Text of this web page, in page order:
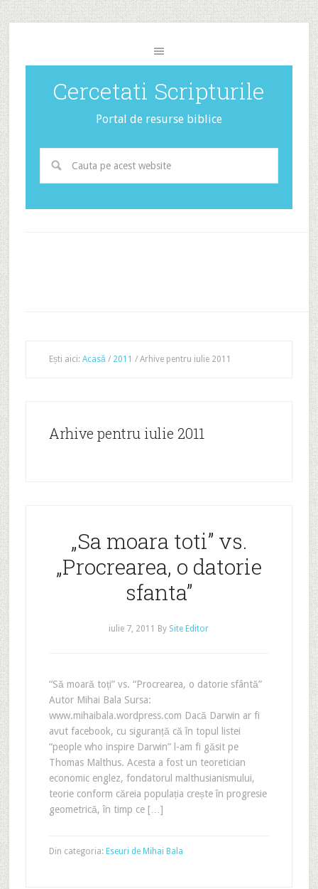
Cercetati Scripturile
Portal de resurse biblice
Ești aici: Acasă / 2011 /Arhive pentru iulie 2011
Arhive pentru iulie 2011
„Sa moara toti” vs.
„Procrearea, o datorie
sfanta”
iulie 7, 2011 By Site Editor
“Să moară toți” vs. “Procrearea, o datorie sfântă”
Autor Mihai Bala Sursa:
www.mihaibala.wordpress.com Dacă Darwin ar fi
avut facebook, cu siguranță că în topul listei
“people who inspire Darwin” l-am fi găsit pe
Thomas Malthus. Acesta a fost un teoretician
economic englez, fondatorul malthusianismului,
teorie conform căreia populația crește în progresie
geometrică, în timp ce […]
Din categoria: Eseuri de Mihai Bala